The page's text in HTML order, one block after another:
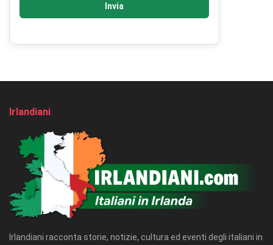
Invia
Irlandiani
Irlandiani racconta storie, notizie, cultura ed eventi degli italiani in